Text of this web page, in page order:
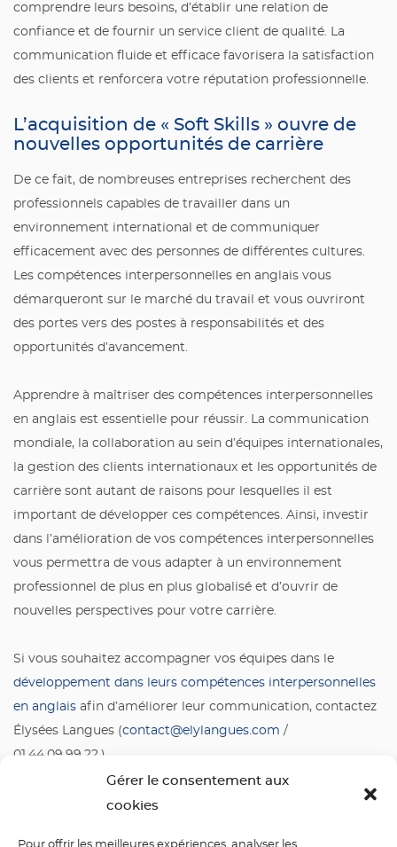
Gérer le consentement aux
cookies
Pour offrir les meilleures expériences, analyser les
comprendre leurs besoins, d’établir une relation de
confiance et de fournir un service client de qualité. La
communication fluide et efficace favorisera la satisfaction
des clients et renforcera votre réputation professionnelle.
L’acquisition de « Soft Skills » ouvre de
nouvelles opportunités de carrière
De ce fait, de nombreuses entreprises recherchent des
professionnels capables de travailler dans un
environnement international et de communiquer
efficacement avec des personnes de différentes cultures.
Les compétences interpersonnelles en anglais vous
démarqueront sur le marché du travail et vous ouvriront
des portes vers des postes à responsabilités et des
opportunités d’avancement.
Apprendre à maîtriser des compétences interpersonnelles
en anglais est essentielle pour réussir. La communication
mondiale, la collaboration au sein d’équipes internationales,
la gestion des clients internationaux et les opportunités de
carrière sont autant de raisons pour lesquelles il est
important de développer ces compétences. Ainsi, investir
dans l’amélioration de vos compétences interpersonnelles
vous permettra de vous adapter à un environnement
professionnel de plus en plus globalisé et d’ouvrir de
nouvelles perspectives pour votre carrière.
Si vous souhaitez accompagner vos équipes dans le
développement dans leurs compétences interpersonnelles
en anglais afin d’améliorer leur communication, contactez
Élysées Langues (contact@elylangues.com /
01.44.09.99.22.).